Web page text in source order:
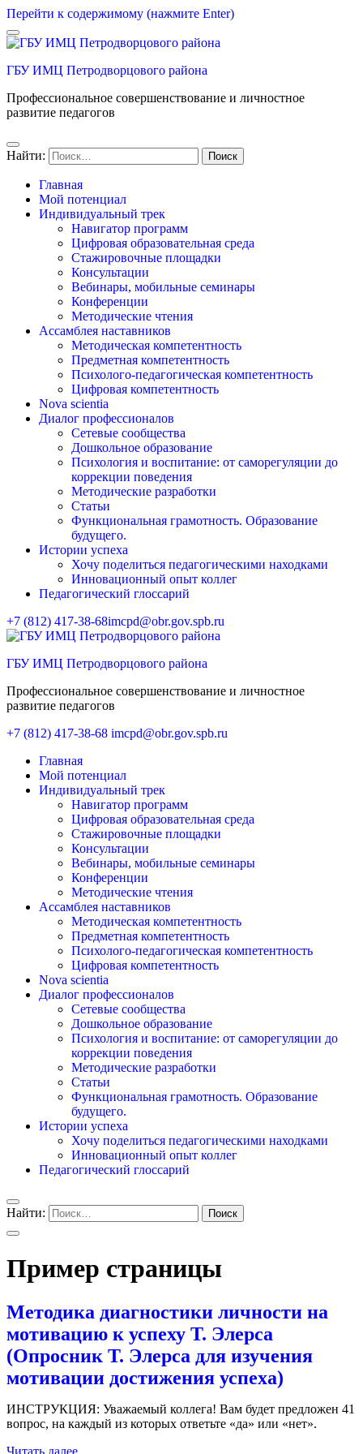
Перейти к содержимому (нажмите Enter)
ГБУ ИМЦ Петродворцового района
Профессиональное совершенствование и личностное
развитие педагогов
Найти:
Главная
Мой потенциал
Индивидуальный трек
Навигатор программ
Цифровая образовательная среда
Стажировочные площадки
Консультации
Вебинары, мобильные семинары
Конференции
Методические чтения
Ассамблея наставников
Методическая компетентность
Предметная компетентность
Психолого-педагогическая компетентность
Цифровая компетентность
Nova scientia
Диалог профессионалов
Сетевые сообщества
Дошкольное образование
Психология и воспитание: от саморегуляции до
коррекции поведения
Методические разработки
Статьи
Функциональная грамотность. Образование
будущего.
Истории успеха
Хочу поделиться педагогическими находками
Инновационный опыт коллег
Педагогический глоссарий
+7 (812) 417-38-68imcpd@obr.gov.spb.ru
ГБУ ИМЦ Петродворцового района
Профессиональное совершенствование и личностное
развитие педагогов
+7 (812) 417-38-68 imcpd@obr.gov.spb.ru
Главная
Мой потенциал
Индивидуальный трек
Навигатор программ
Цифровая образовательная среда
Стажировочные площадки
Консультации
Вебинары, мобильные семинары
Конференции
Методические чтения
Ассамблея наставников
Методическая компетентность
Предметная компетентность
Психолого-педагогическая компетентность
Цифровая компетентность
Nova scientia
Диалог профессионалов
Сетевые сообщества
Дошкольное образование
Психология и воспитание: от саморегуляции до
коррекции поведения
Методические разработки
Статьи
Функциональная грамотность. Образование
будущего.
Истории успеха
Хочу поделиться педагогическими находками
Инновационный опыт коллег
Педагогический глоссарий
Найти:
Пример страницы
Методика диагностики личности на
мотивацию к успеху Т. Элерса
(Опросник Т. Элерса для изучения
мотивации достижения успеха)
ИНСТРУКЦИЯ: Уважаемый коллега! Вам будет предложен 41
вопрос, на каждый из которых ответьте «да» или «нет».
Читать далее